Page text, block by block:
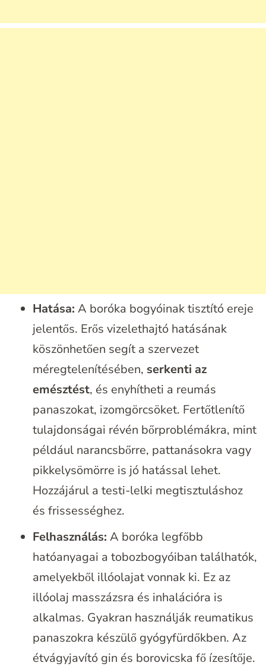
Hatása: A boróka bogyóinak tisztító ereje
jelentős. Erős vizelethajtó hatásának
köszönhetően segít a szervezet
méregtelenítésében, serkenti az
emésztést, és enyhítheti a reumás
panaszokat, izomgörcsöket. Fertőtlenítő
tulajdonságai révén bőrproblémákra, mint
például narancsbőrre, pattanásokra vagy
pikkelysömörre is jó hatással lehet.
Hozzájárul a testi-lelki megtisztuláshoz
és frissességhez.
Felhasználás: A boróka legfőbb
hatóanyagai a tobozbogyóiban találhatók,
amelyekből illóolajat vonnak ki. Ez az
illóolaj masszázsra és inhalációra is
alkalmas. Gyakran használják reumatikus
panaszokra készülő gyógyfürdőkben. Az
étvágyjavító gin és borovicska fő ízesítője.